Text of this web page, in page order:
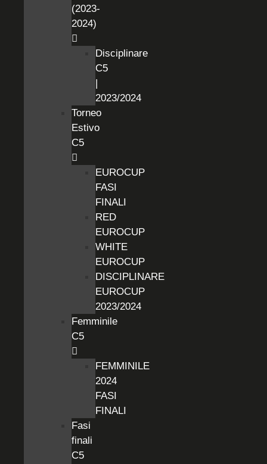
(2023-
2024)
Disciplinare
C5
|
2023/2024
Torneo
Estivo
C5
EUROCUP
FASI
FINALI
RED
EUROCUP
WHITE
EUROCUP
DISCIPLINARE
EUROCUP
2023/2024
Femminile
C5
FEMMINILE
2024
FASI
FINALI
Fasi
finali
C5